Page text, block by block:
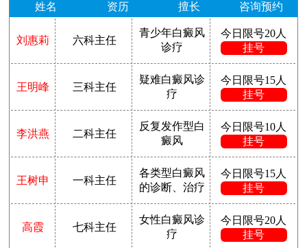
姓名 资历 擅长 咨询预约
刘惠莉 六科主任
青少年白癜风
诊疗
今日限号20人
挂号
王明峰 三科主任
疑难白癜风诊
疗
今日限号15人
挂号
李洪燕 二科主任
反复发作型白
癜风
今日限号10人
挂号
王树申 一科主任
各类型白癜风
的诊断、治疗
今日限号15人
挂号
高霞 七科主任
女性白癜风诊
疗
今日限号20人
挂号